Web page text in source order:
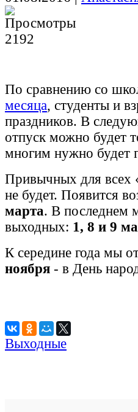
2192
По сравнению со
месяца, студенты и
праздников. В
отпуск можно будет
многим нужно будет
Привычных для всех
не будет. Появится
марта. В последнем
выходных: 1, 8 и 9
К середине года мы
ноября - в День
Выходные